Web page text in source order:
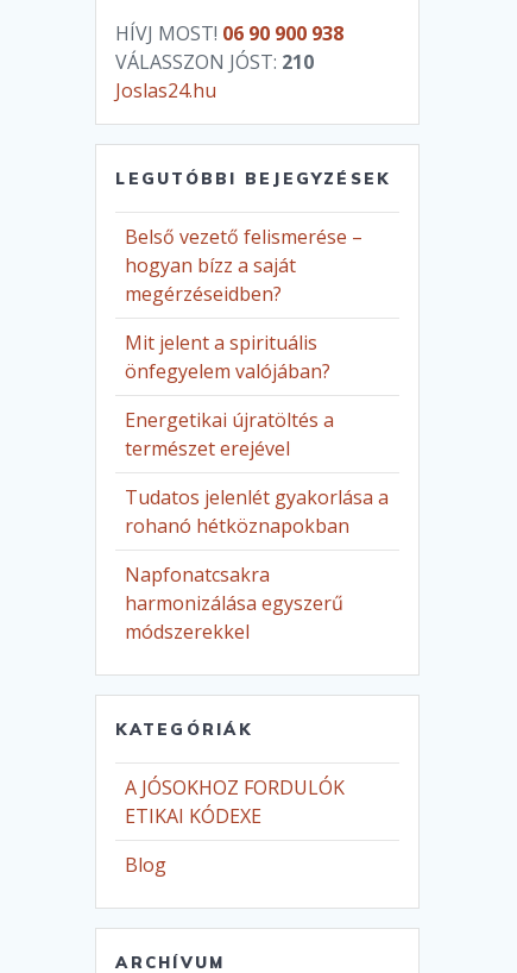
HÍVJ MOST! 06 90 900 938
VÁLASSZON JÓST: 210
Joslas24.hu
LEGUTÓBBI BEJEGYZÉSEK
Belső vezető felismerése –
hogyan bízz a saját
megérzéseidben?
Mit jelent a spirituális
önfegyelem valójában?
Energetikai újratöltés a
természet erejével
Tudatos jelenlét gyakorlása a
rohanó hétköznapokban
Napfonatcsakra
harmonizálása egyszerű
módszerekkel
KATEGÓRIÁK
A JÓSOKHOZ FORDULÓK
ETIKAI KÓDEXE
Blog
ARCHÍVUM